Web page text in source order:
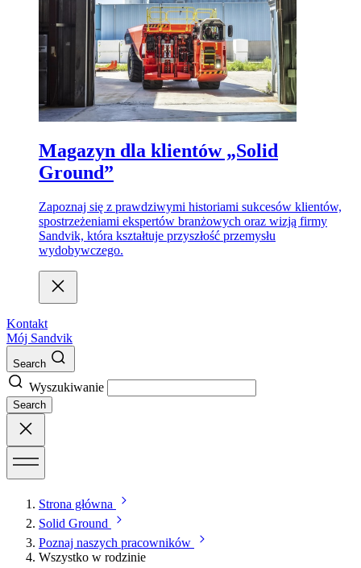
Magazyn dla klientów „Solid
Ground”
Zapoznaj się z prawdziwymi historiami sukcesów klientów,
spostrzeżeniami ekspertów branżowych oraz wizją firmy
Sandvik, która kształtuje przyszłość przemysłu
wydobywczego.
Kontakt
Mój Sandvik
Search
Wyszukiwanie
Search
Strona główna
Solid Ground
Poznaj naszych pracowników
Wszystko w rodzinie